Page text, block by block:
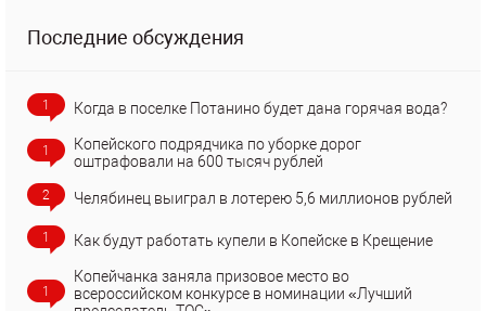
Последние обсуждения
1 Когда в поселке Потанино будет дана горячая вода?
1
Копейского подрядчика по уборке дорог
оштрафовали на 600 тысяч рублей
2 Челябинец выиграл в лотерею 5,6 миллионов рублей
1 Как будут работать купели в Копейске в Крещение
1
Копейчанка заняла призовое место во
всероссийском конкурсе в номинации «Лучший